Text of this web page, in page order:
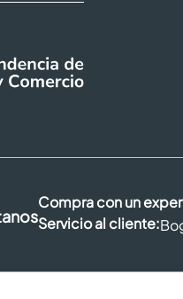
Compra con un
Servicio al cliente: